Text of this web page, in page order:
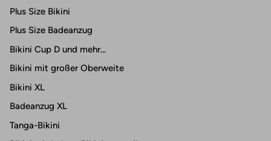
Plus Size Bikini
Plus Size Badeanzug
Bikini Cup D und mehr...
Bikini mit großer Oberweite
Bikini XL
Badeanzug XL
Tanga-Bikini